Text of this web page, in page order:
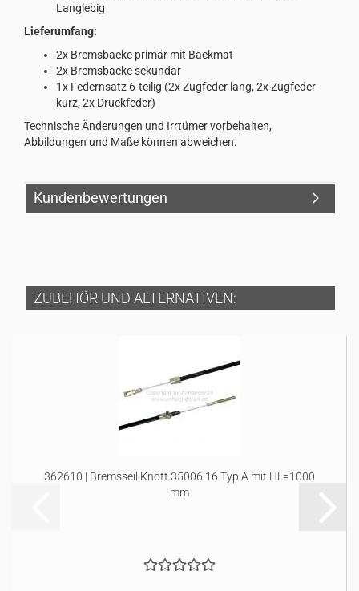
Langlebig
Lieferumfang:
2x Bremsbacke primär mit Backmat
2x Bremsbacke sekundär
1x Federnsatz 6-teilig (2x Zugfeder lang, 2x Zugfeder
kurz, 2x Druckfeder)
Technische Änderungen und Irrtümer vorbehalten,
Abbildungen und Maße können abweichen.
Kundenbewertungen
ZUBEHÖR UND ALTERNATIVEN:
362610 | Bremsseil Knott 35006.16 Typ A mit HL=1000
mm